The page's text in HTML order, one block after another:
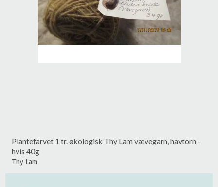
Plantefarvet 1 tr. økologisk Thy Lam vævegarn, havtorn -
hvis 40g
Thy Lam